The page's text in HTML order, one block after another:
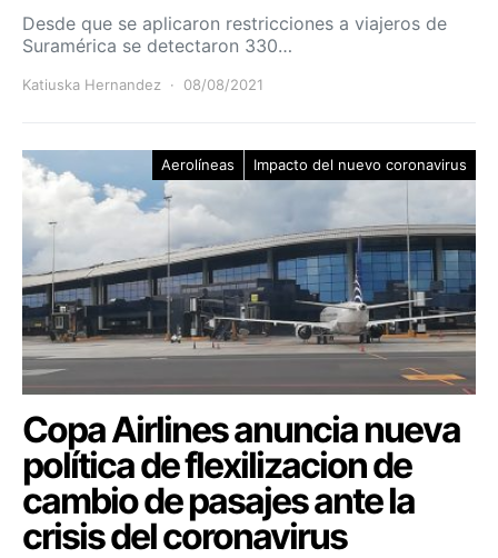
Desde que se aplicaron restricciones a viajeros de
Suramérica se detectaron 330…
Katiuska Hernandez 08/08/2021
Aerolíneas Impacto del nuevo coronavirus
Copa Airlines anuncia nueva
política de flexilizacion de
cambio de pasajes ante la
crisis del coronavirus